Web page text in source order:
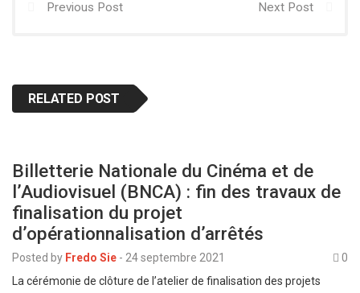
Previous Post Next Post
RELATED POST
Billetterie Nationale du Cinéma et de
l’Audiovisuel (BNCA) : fin des travaux de
finalisation du projet
d’opérationnalisation d’arrêtés
Posted by Fredo Sie - 24 septembre 2021
0
La cérémonie de clôture de l’atelier de finalisation des projets